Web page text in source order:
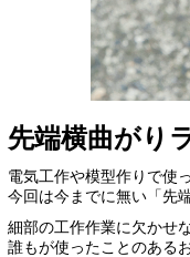
先端横曲がり
電気工作や模型作りで使
今回は今までに無い「先
細部の工作作業に欠かせ
誰もが使ったことのある